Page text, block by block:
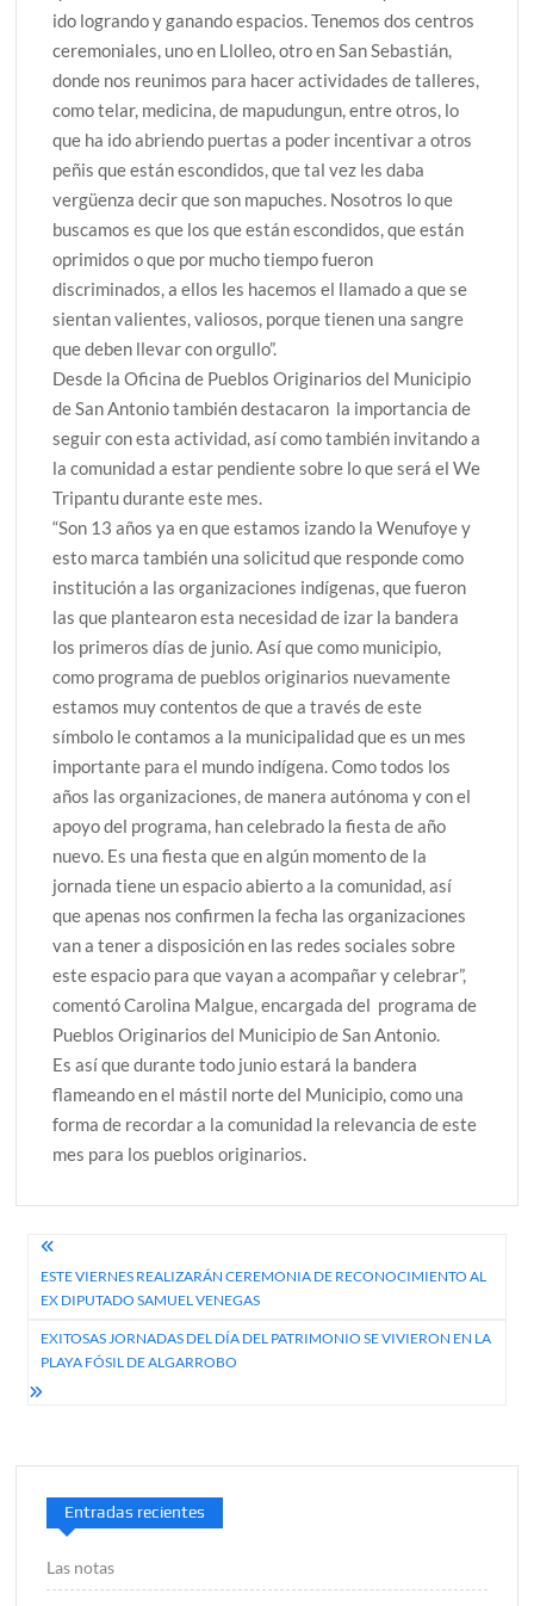
ido logrando y ganando espacios. Tenemos dos centros
ceremoniales, uno en Llolleo, otro en San Sebastián,
donde nos reunimos para hacer actividades de talleres,
como telar, medicina, de mapudungun, entre otros, lo
que ha ido abriendo puertas a poder incentivar a otros
peñis que están escondidos, que tal vez les daba
vergüenza decir que son mapuches. Nosotros lo que
buscamos es que los que están escondidos, que están
oprimidos o que por mucho tiempo fueron
discriminados, a ellos les hacemos el llamado a que se
sientan valientes, valiosos, porque tienen una sangre
que deben llevar con orgullo”.
Desde la Oficina de Pueblos Originarios del Municipio
de San Antonio también destacaron la importancia de
seguir con esta actividad, así como también invitando a
la comunidad a estar pendiente sobre lo que será el We
Tripantu durante este mes.
“Son 13 años ya en que estamos izando la Wenufoye y
esto marca también una solicitud que responde como
institución a las organizaciones indígenas, que fueron
las que plantearon esta necesidad de izar la bandera
los primeros días de junio. Así que como municipio,
como programa de pueblos originarios nuevamente
estamos muy contentos de que a través de este
símbolo le contamos a la municipalidad que es un mes
importante para el mundo indígena. Como todos los
años las organizaciones, de manera autónoma y con el
apoyo del programa, han celebrado la fiesta de año
nuevo. Es una fiesta que en algún momento de la
jornada tiene un espacio abierto a la comunidad, así
que apenas nos confirmen la fecha las organizaciones
van a tener a disposición en las redes sociales sobre
este espacio para que vayan a acompañar y celebrar”,
comentó Carolina Malgue, encargada del programa de
Pueblos Originarios del Municipio de San Antonio.
Es así que durante todo junio estará la bandera
flameando en el mástil norte del Municipio, como una
forma de recordar a la comunidad la relevancia de este
mes para los pueblos originarios.
Navegación
de
entradas
ESTE VIERNES REALIZARÁN CEREMONIA DE RECONOCIMIENTO AL
EX DIPUTADO SAMUEL VENEGAS
EXITOSAS JORNADAS DEL DÍA DEL PATRIMONIO SE VIVIERON EN LA
PLAYA FÓSIL DE ALGARROBO
Entradas recientes
Las notas